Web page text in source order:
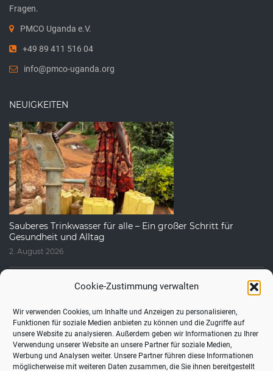
Cookie-Zustimmung verwalten
Wir verwenden Cookies, um Inhalte und Anzeigen zu personalisieren,
Funktionen für soziale Medien anbieten zu können und die Zugriffe auf
unsere Website zu analysieren. Außerdem geben wir Informationen zu Ihrer
Verwendung unserer Website an unsere Partner für soziale Medien,
Werbung und Analysen weiter. Unsere Partner führen diese Informationen
möglicherweise mit weiteren Daten zusammen, die Sie ihnen bereitgestellt
Fragen.
PMCO Uganda e.V.
+49 89 411 516 04
info@pmco-uganda.org
NEUIGKEITEN
Sauberes Trinkwasser für alle – Ein großer Schritt für
Gesundheit und Alltag
2. August 2026